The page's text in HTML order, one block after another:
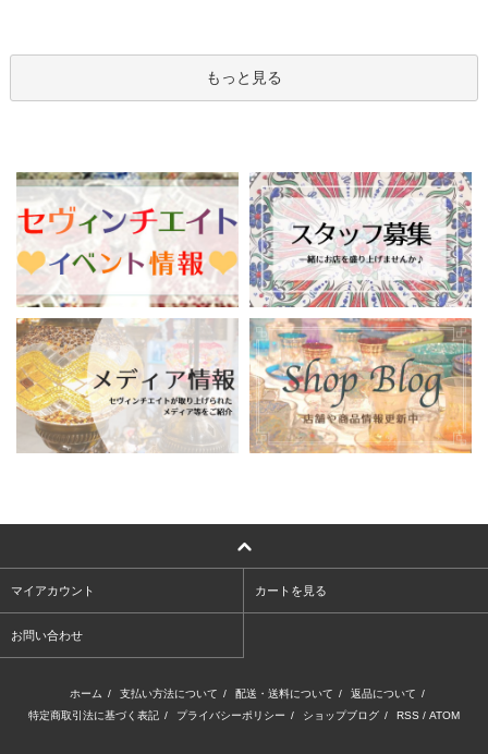
もっと見る
マイアカウント カートを見る
お問い合わせ
ホーム / 支払い方法について / 配送・送料について / 返品について /
特定商取引法に基づく表記 / プライバシーポリシー / ショップブログ / RSS / ATOM